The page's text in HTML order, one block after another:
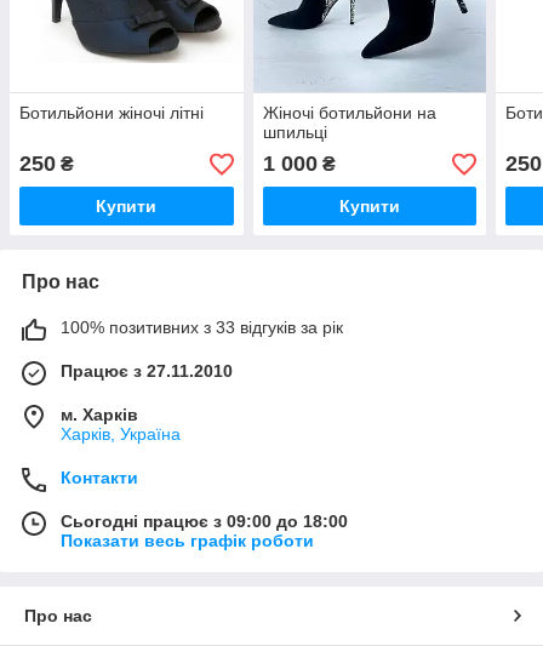
Ботильйони жіночі літні
250 ₴
Купити
Жіночі ботильйони на
шпильці
1 000₴
Купити
250
Про нас
100% позитивних з 33 відгуків за рік
Працює з 27.11.2010
м. Харків
Харків, Україна
Контакти
Сьогодні працює з 09:00 до 18:00
Показати весь графік роботи
Про нас